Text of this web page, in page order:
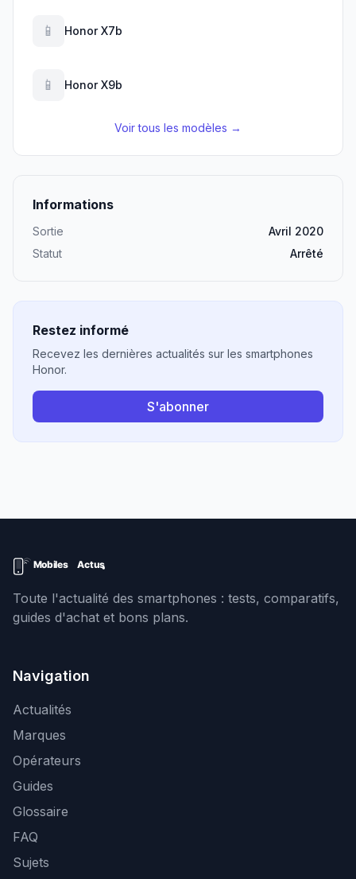
📱 Honor X7b
📱 Honor X9b
Voir tous les modèles →
Informations
Sortie
Avril 2020
Statut
Arrêté
Restez informé
Recevez les dernières actualités sur les smartphones
Honor.
S'abonner
Toute l'actualité des smartphones : tests, comparatifs,
guides d'achat et bons plans.
Navigation
Actualités
Marques
Opérateurs
Guides
Glossaire
FAQ
Sujets